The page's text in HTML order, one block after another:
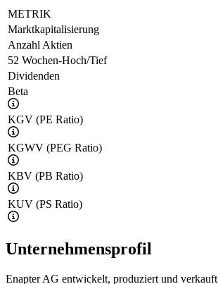
METRIK
Marktkapitalisierung
Anzahl Aktien
52 Wochen-Hoch/Tief
Dividenden
Beta
KGV (PE Ratio)
KGWV (PEG Ratio)
KBV (PB Ratio)
KUV (PS Ratio)
Unternehmensprofil
Enapter AG entwickelt, produziert und verkauft